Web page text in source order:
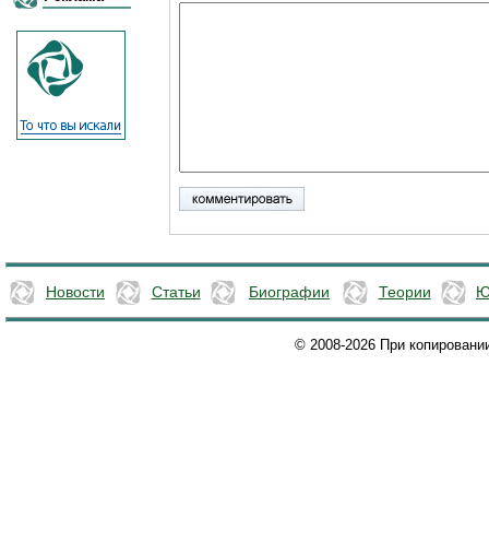
Новости Статьи Биографии Теории
© 2008-2026 При